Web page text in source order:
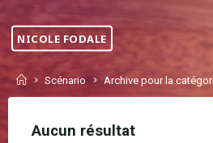
content
NICOLE FODALE
HomeScénario Archive pour la
Aucun résultat